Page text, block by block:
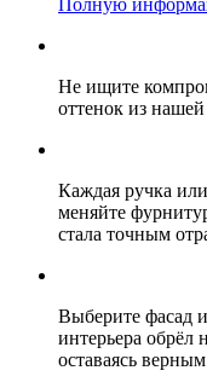
Полную
Не ищите
оттенок из
Каждая ручка
меняйте
стала точным
Выберите фасад
интерьера обрёл
оставаясь